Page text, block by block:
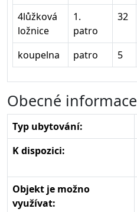
4lůžková
ložnice
1.
patro
32
koupelna patro 5
Obecné informace
Typ ubytování:
K dispozici:
Objekt je možno
využívat: